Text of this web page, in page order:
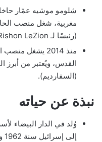
شلومو موشيه عمّار
مغربية، شغل منصب
(رئيسًا لـ Rishon LeZion) بين 2003 و2013.
منذ 2014 يشغل
القدس، ويُعتبر من أبرز
(السفارديم).
نبذة عن حياته
وُلد في الدار البيضاء